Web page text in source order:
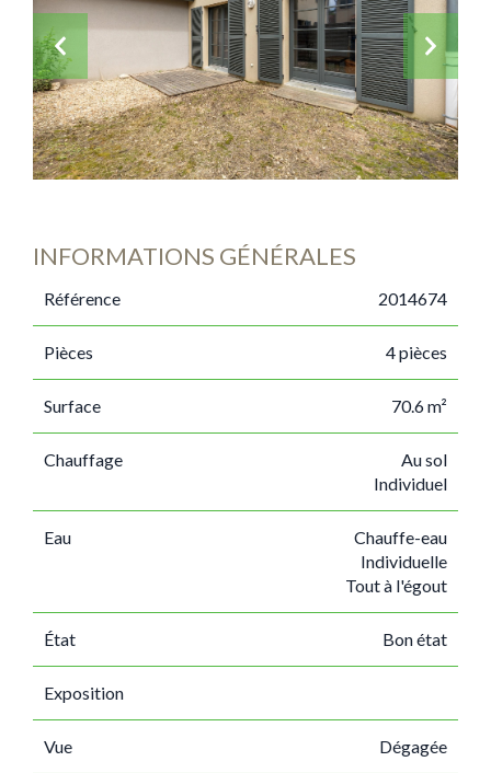
INFORMATIONS GÉNÉRALES
Référence 2014674
Pièces 4 pièces
Surface 70.6 m²
Chauffage
Au sol
Individuel
Eau
Chauffe-eau
Individuelle
Tout à l'égout
État Bon état
Exposition
Vue Dégagée